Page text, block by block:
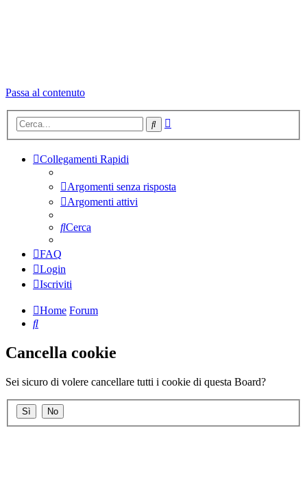
Passa al contenuto
Cerca
Collegamenti Rapidi
Argomenti senza risposta
Argomenti attivi
Cerca
FAQ
Login
Iscriviti
Home Forum
Cerca
Cancella cookie
Sei sicuro di volere cancellare tutti i cookie di questa Board?